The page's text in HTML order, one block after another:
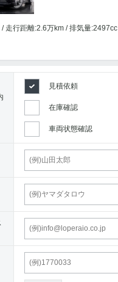
走行距離:2.6万km 排気量:2497cc
見積依頼
在庫確認
車両状態確認